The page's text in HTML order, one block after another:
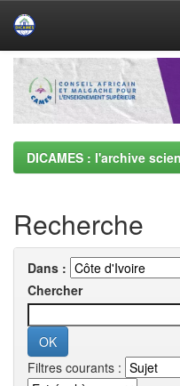
Skip
navigation
DICAMES : l'archive
Recherche
Dans :
Chercher
Filtres courants :